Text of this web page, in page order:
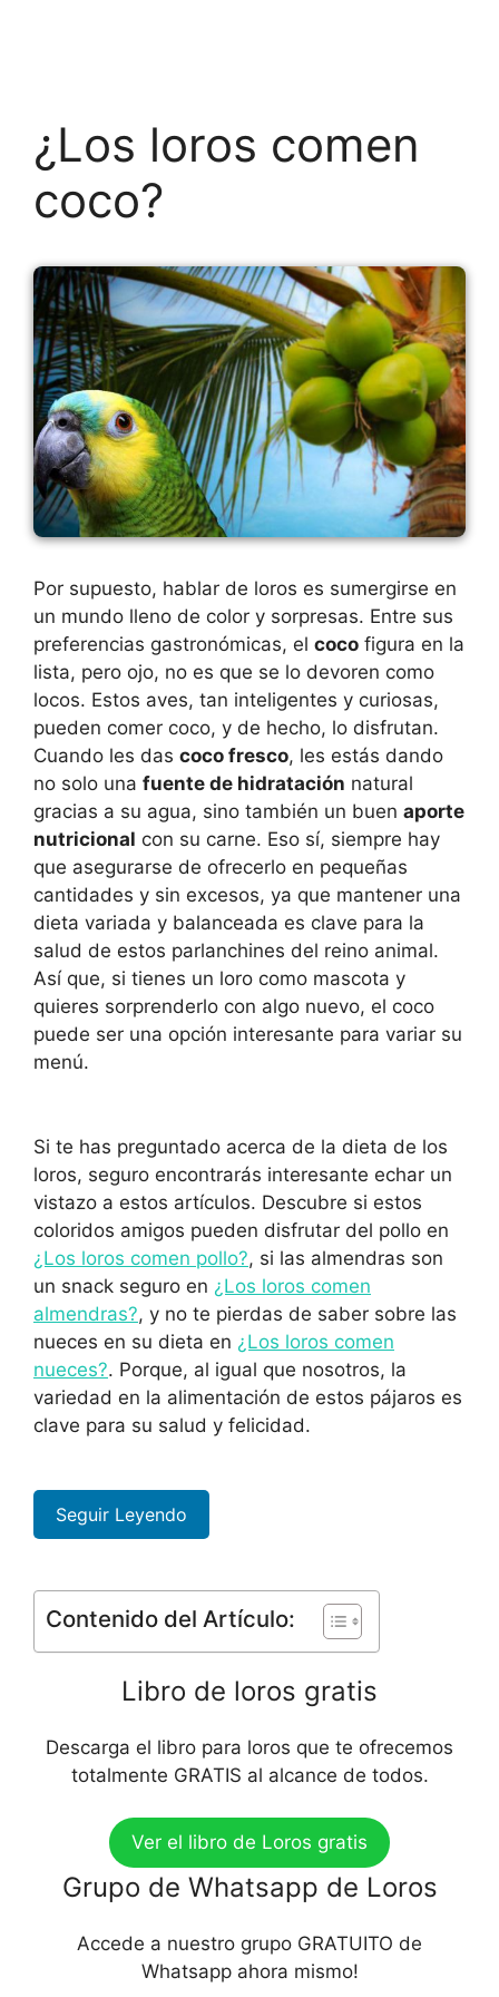
¿Los loros comen
coco?
Por supuesto, hablar de loros es sumergirse en
un mundo lleno de color y sorpresas. Entre sus
preferencias gastronómicas, el coco figura en la
lista, pero ojo, no es que se lo devoren como
locos. Estos aves, tan inteligentes y curiosas,
pueden comer coco, y de hecho, lo disfrutan.
Cuando les das coco fresco, les estás dando
no solo una fuente de hidratación natural
gracias a su agua, sino también un buen aporte
nutricional con su carne. Eso sí, siempre hay
que asegurarse de ofrecerlo en pequeñas
cantidades y sin excesos, ya que mantener una
dieta variada y balanceada es clave para la
salud de estos parlanchines del reino animal.
Así que, si tienes un loro como mascota y
quieres sorprenderlo con algo nuevo, el coco
puede ser una opción interesante para variar su
menú.
Si te has preguntado acerca de la dieta de los
loros, seguro encontrarás interesante echar un
vistazo a estos artículos. Descubre si estos
coloridos amigos pueden disfrutar del pollo en
¿Los loros comen pollo?, si las almendras son
un snack seguro en ¿Los loros comen
almendras?, y no te pierdas de saber sobre las
nueces en su dieta en ¿Los loros comen
nueces?. Porque, al igual que nosotros, la
variedad en la alimentación de estos pájaros es
clave para su salud y felicidad.
Seguir Leyendo
Contenido del Artículo:
Libro de loros gratis
Descarga el libro para loros que te ofrecemos
totalmente GRATIS al alcance de todos.
Ver el libro de Loros gratis
Grupo de Whatsapp de Loros
Accede a nuestro grupo GRATUITO de
Whatsapp ahora mismo!